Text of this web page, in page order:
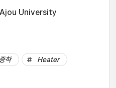
University
착
Heater